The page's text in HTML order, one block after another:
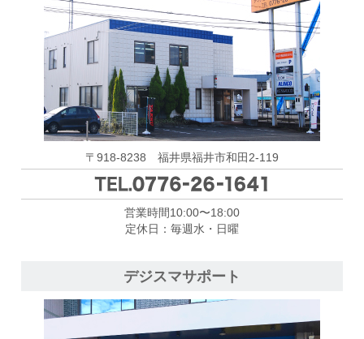
〒918-8238 福井県福井市和田2-119
営業時間10:00〜18:00
定休日：毎週水・日曜
デジスマサポート